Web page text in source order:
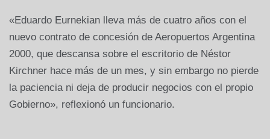
«Eduardo Eurnekian lleva más de cuatro años con el
nuevo contrato de concesión de Aeropuertos Argentina
2000, que descansa sobre el escritorio de Néstor
Kirchner hace más de un mes, y sin embargo no pierde
la paciencia ni deja de producir negocios con el propio
Gobierno», reflexionó un funcionario.